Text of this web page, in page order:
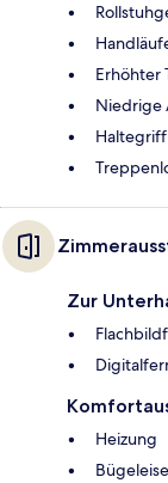
Erhöhter
Niedrige
Zur
Heizung